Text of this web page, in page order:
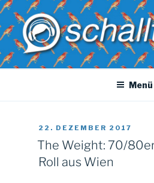
Zum
Inhalt
springen
Dein radio. Deine musik. Dein
Menü
VERÖFFENTLICHT
AM
22. DEZEMBER 2017
The Weight: 70/80er
Roll aus Wien